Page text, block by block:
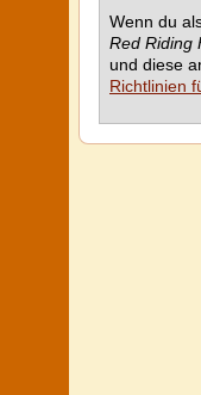
Wenn du
Red Riding
und diese
Richtlinien